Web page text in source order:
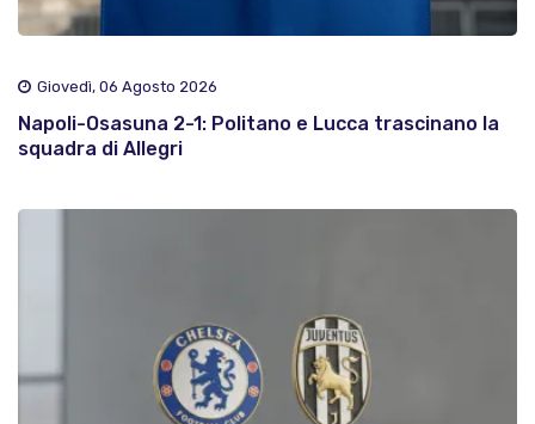
Giovedì, 06 Agosto 2026
Napoli-Osasuna 2-1: Politano e Lucca trascinano la
squadra di Allegri